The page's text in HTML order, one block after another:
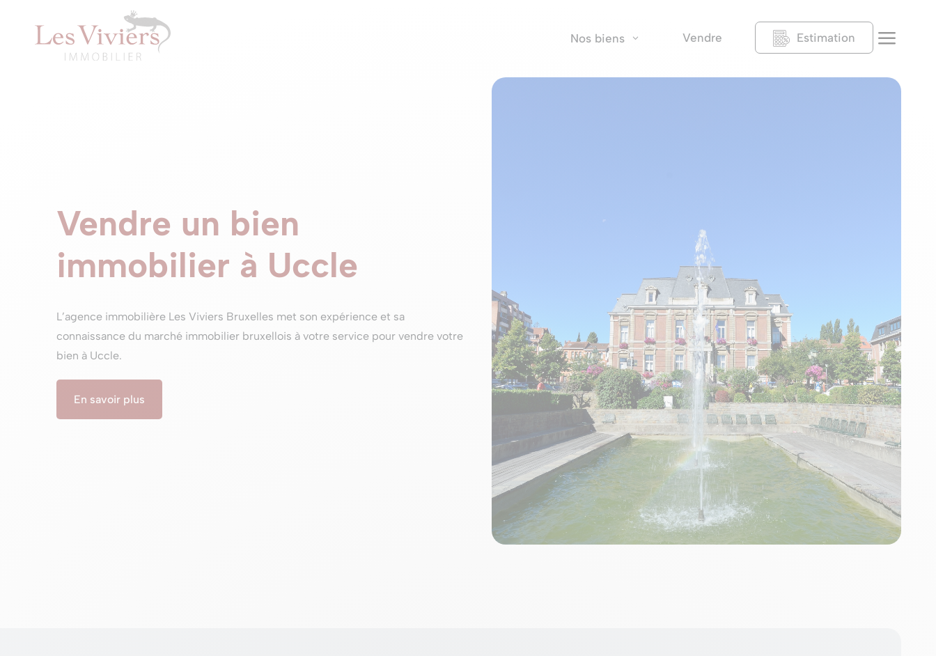
Nos biens Vendre Estimation a
Vendre un bien
immobilier à Uccle
L’agence immobilière Les Viviers Bruxelles met son expérience et sa
connaissance du marché immobilier bruxellois à votre service pour vendre votre
bien à Uccle.
En savoir plus